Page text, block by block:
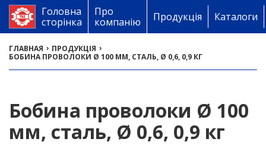
Головна
сторінка
Про
компанію
Продукція Каталоги
ГЛАВНАЯ › ПРОДУКЦІЯ ›
БОБИНА ПРОВОЛОКИ Ø 100 ММ, СТАЛЬ, Ø 0,6, 0,9 КГ
Бобина проволоки Ø 100
мм, сталь, Ø 0,6, 0,9 кг